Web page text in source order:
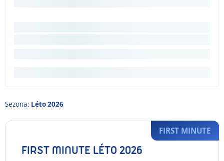
Sezona: Léto 2026
FIRST MINUTE LÉTO 2026
FIRST MINUTE